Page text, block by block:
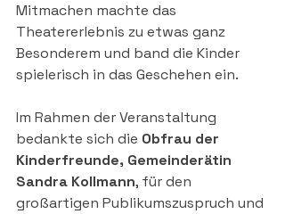
Mitmachen machte das
Theatererlebnis zu etwas ganz
Besonderem und band die Kinder
spielerisch in das Geschehen ein.
Im Rahmen der Veranstaltung
bedankte sich die Obfrau der
Kinderfreunde, Gemeinderätin
Sandra Kollmann, für den
großartigen Publikumszuspruch und